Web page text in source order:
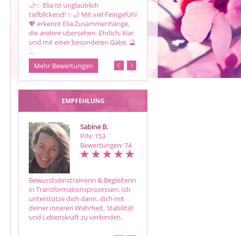
🌙✨ Elia ist unglaublich
tiefblickend! ✨🌙 Mit viel Feingefühl
💖 erkennt Elia Zusammenhänge,
die andere übersehen. Ehrlich, klar
und mit einer besonderen Gabe. 🔮
…
Bin gespannt wie es
weitergeht..Danke deiner
Mehr Bewertungen
EMPFEHLUNG
Sabine B.
PIN: 153
Bewertungen: 74
Bewusstseinstrainerin & Begleiterin
in Transformationsprozessen. Ich
unterstütze dich darin, dich mit
deiner inneren Wahrheit, Stabilität
und Lebenskraft zu verbinden.